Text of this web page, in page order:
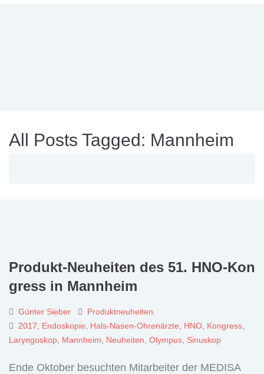
All Posts Tagged: Mannheim
Produkt-Neuheiten des 51. HNO-Kon
gress in Mannheim
Günter Sieber
Produktneuheiten
2017
Endoskopie Hals-Nasen-Ohrenärzte HNO Kongress
Laryngoskop Mannheim Neuheiten Olympus Sinuskop
Ende Oktober besuchten Mitarbeiter der MEDISA